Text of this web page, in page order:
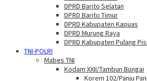
DPRD Barito Selatan
DPRD Barito Timur
DPRD Kabupaten Kapuas
DPRD Murung Raya
DPRD Kabupaten Pulang
TNI-POLRI
Mabes TNI
Kodam XXII/Tambun Bungai
Korem 102/Panju